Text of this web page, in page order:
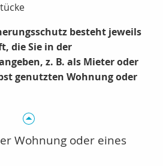
besteht jeweils
die Sie in der
z. B. als Mieter oder
genutzten Wohnung oder
Wohnung oder eines